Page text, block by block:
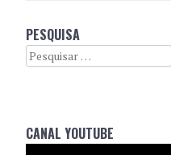
PESQUISA
Search
CANAL YOUTUBE